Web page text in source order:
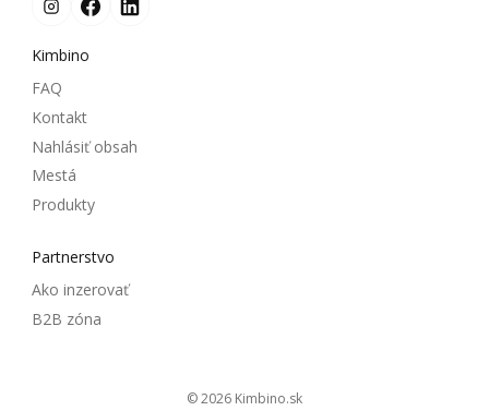
Kimbino
FAQ
Kontakt
Nahlásiť obsah
Mestá
Produkty
Partnerstvo
Ako inzerovať
B2B zóna
© 2026 kimbino.sk